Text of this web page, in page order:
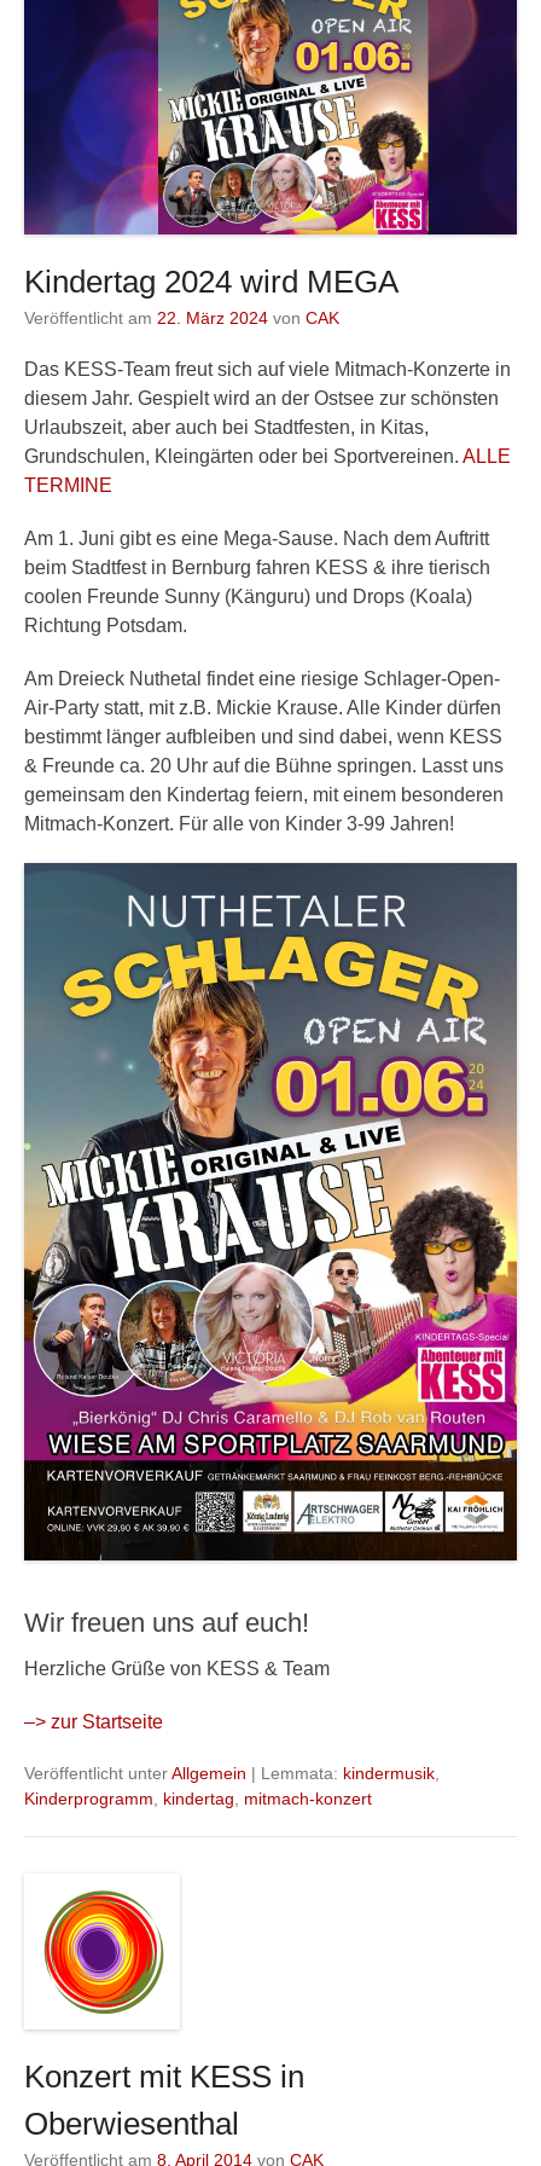
Kindertag 2024 wird MEGA
Veröffentlicht am 22. März 2024 von CAK
Das KESS-Team freut sich auf viele Mitmach-Konzerte in
diesem Jahr. Gespielt wird an der Ostsee zur schönsten
Urlaubszeit, aber auch bei Stadtfesten, in Kitas,
Grundschulen, Kleingärten oder bei Sportvereinen. ALLE
TERMINE
Am 1. Juni gibt es eine Mega-Sause. Nach dem Auftritt
beim Stadtfest in Bernburg fahren KESS & ihre tierisch
coolen Freunde Sunny (Känguru) und Drops (Koala)
Richtung Potsdam.
Am Dreieck Nuthetal findet eine riesige Schlager-Open-
Air-Party statt, mit z.B. Mickie Krause. Alle Kinder dürfen
bestimmt länger aufbleiben und sind dabei, wenn KESS
& Freunde ca. 20 Uhr auf die Bühne springen. Lasst uns
gemeinsam den Kindertag feiern, mit einem besonderen
Mitmach-Konzert. Für alle von Kinder 3-99 Jahren!
Wir freuen uns auf euch!
Herzliche Grüße von KESS & Team
–> zur Startseite
Veröffentlicht unterAllgemein | Lemmata: kindermusik
Kinderprogramm
kindertag mitmach-konzert
Konzert mit KESS in
Oberwiesenthal
Veröffentlicht am 8. April 2014 von CAK